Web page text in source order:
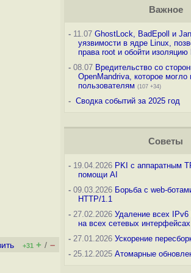
+31 + / –
Важное
-11.07 GhostLock, BadEpoll и
уязвимости в ядре Linux,
права root и обойти изоляцию
-08.07 Вредительство со
OpenMandriva, которое могло
пользователям (107 +34)
- Сводка событий за 2025 год
Советы
-19.04.2026 PKI с аппаратным
помощи AI
-09.03.2026 Борьба с web-
HTTP/1.1
-27.02.2026 Удаление всех
на всех сетевых
-27.01.2026 Ускорение
-25.12.2025 Атомарные